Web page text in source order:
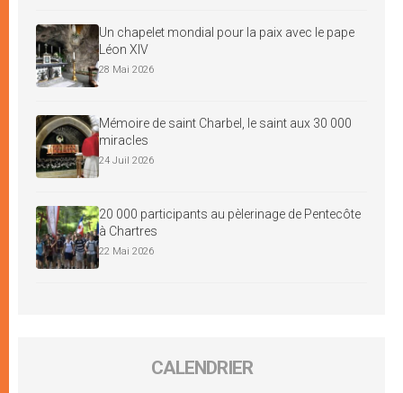
Un chapelet mondial pour la paix avec le pape
Léon XIV
28 Mai 2026
Mémoire de saint Charbel, le saint aux 30 000
miracles
24 Juil 2026
20 000 participants au pèlerinage de Pentecôte
à Chartres
22 Mai 2026
CALENDRIER